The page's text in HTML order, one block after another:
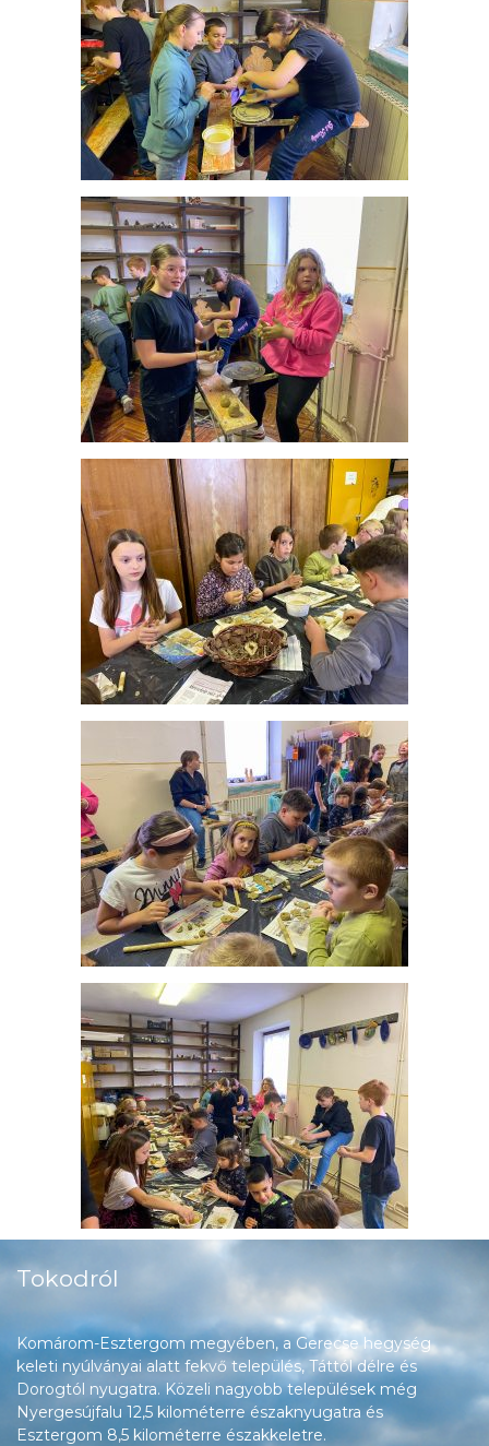
Tokodról
Komárom-Esztergom megyében, a Gerecse hegység
keleti nyúlványai alatt fekvő település, Táttól délre és
Dorogtól nyugatra. Közeli nagyobb települések még
Nyergesújfalu 12,5 kilométerre északnyugatra és
Esztergom 8,5 kilométerre északkeletre.